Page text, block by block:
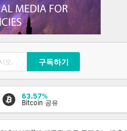
구독하기
63.57%
Bitcoin 공유